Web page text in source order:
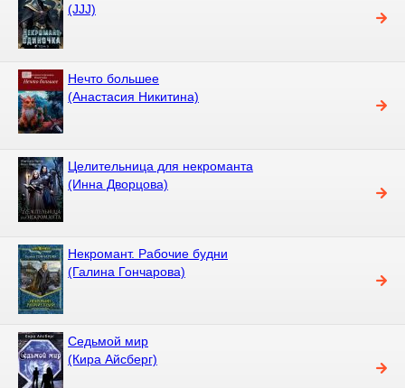
(JJJ)
Нечто большее
(Анастасия Никитина)
Целительница для некроманта
(Инна Дворцова)
Некромант. Рабочие будни
(Галина Гончарова)
Седьмой мир
(Кира Айсберг)